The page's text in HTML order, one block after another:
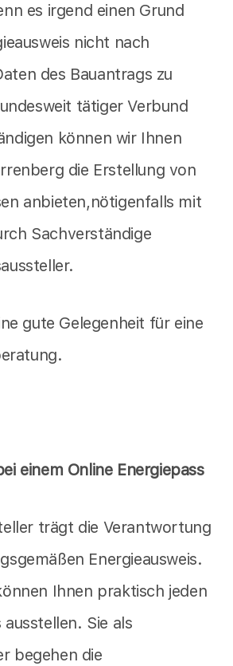
es irgend einen Grund
nicht nach
des Bauantrags zu
tätiger Verbund
können wir Ihnen
die Erstellung von
anbieten,nötigenfalls mit
Sachverständige
gute Gelegenheit für eine
einem Online Energiepass
trägt die Verantwortung
Energieausweis.
Ihnen praktisch jeden
ausstellen. Sie als
begehen die